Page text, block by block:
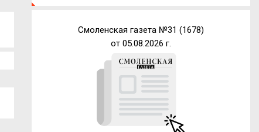
Смоленская газета №31 (1678)
от 05.08.2026 г.